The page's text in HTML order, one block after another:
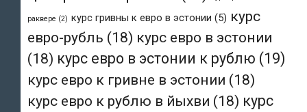
раквере (2) курс гривны к евро в эстонии (5) курс
евро-рубль (18) курс евро в эстонии
(18) курс евро в эстонии к рублю (19)
курс евро к гривне в эстонии (18)
курс евро к рублю в йыхви (18) курс